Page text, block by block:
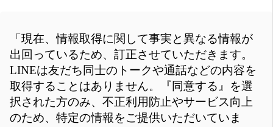
「現在、情報取得に関して事実と異なる情報が
出回っているため、訂正させていただきます。
LINEは友だち同士のトークや通話などの内容を
取得することはありません。『同意する』を選
択された方のみ、不正利用防止やサービス向上
のため、特定の情報をご提供いただいていま